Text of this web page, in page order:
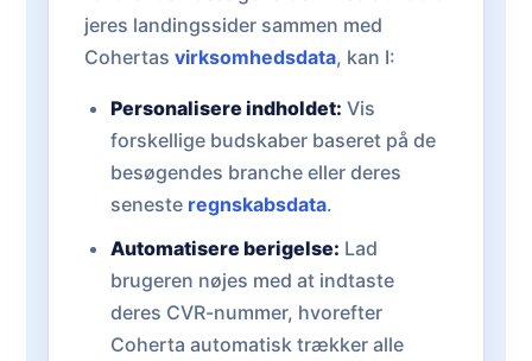
jeres landingssider sammen med
Cohertas virksomhedsdata, kan I:
Personalisere indholdet: Vis
forskellige budskaber baseret på de
besøgendes branche eller deres
seneste regnskabsdata.
Automatisere berigelse: Lad
brugeren nøjes med at indtaste
deres CVR-nummer, hvorefter
Coherta automatisk trækker alle